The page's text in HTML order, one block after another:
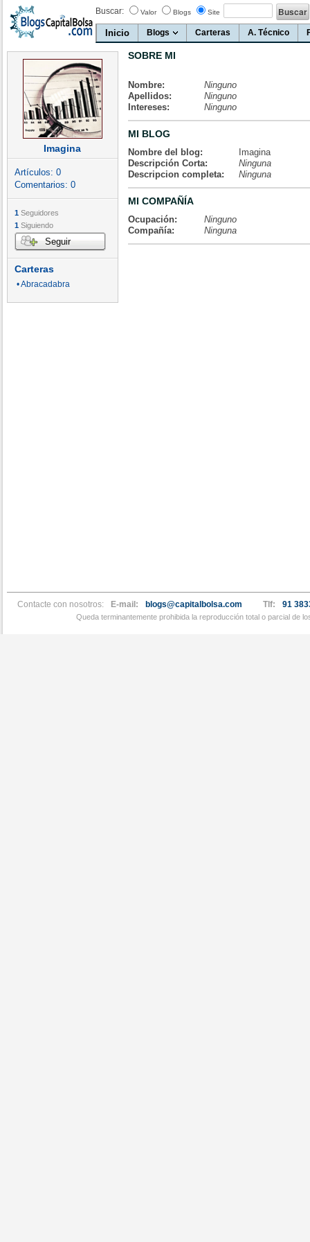
Buscar: Valor Blogs Site
Inicio Blogs Carteras A. Técnico
Imagina
Artículos: 0
Comentarios: 0
1 Seguidores
1 Siguiendo
Seguir
Carteras
• Abracadabra
SOBRE MI
Nombre:
Ninguno
Apellidos:
Ninguno
Intereses:
Ninguno
MI BLOG
Nombre del blog:
Imagina
Descripción Corta:
Ninguna
Descripcion completa:
Ninguna
MI COMPAÑÍA
Ocupación:
Ninguno
Compañía:
Ninguna
Contacte con nosotros: E-mail: blogs@capitalbolsa.com Tlf: 91
Queda terminantemente prohibida la reproducción total o parcial de